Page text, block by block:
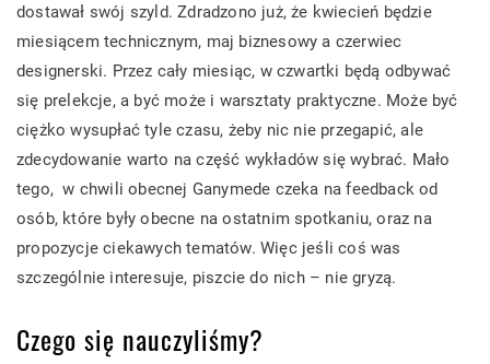
dostawał swój szyld. Zdradzono już, że kwiecień będzie
miesiącem technicznym, maj biznesowy a czerwiec
designerski. Przez cały miesiąc, w czwartki będą odbywać
się prelekcje, a być może i warsztaty praktyczne. Może być
ciężko wysupłać tyle czasu, żeby nic nie przegapić, ale
zdecydowanie warto na część wykładów się wybrać. Mało
tego, w chwili obecnej Ganymede czeka na feedback od
osób, które były obecne na ostatnim spotkaniu, oraz na
propozycje ciekawych tematów. Więc jeśli coś was
szczególnie interesuje, piszcie do nich – nie gryzą.
Czego się nauczyliśmy?